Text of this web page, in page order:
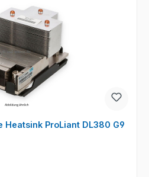
Heatsink ProLiant DL380 G9